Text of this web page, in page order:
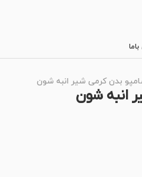
بدن کرمی شیر انبه شون
انبه شون